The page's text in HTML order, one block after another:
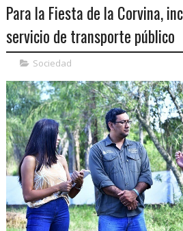
Para la Fiesta de la Corvina,
servicio de transporte público
Sociedad